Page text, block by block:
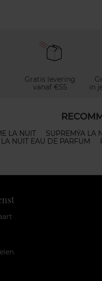
Gratis levering
vanaf €55
in
LA NUIT SUPREMŸA LA
LA NUIT EAU DE PARFUM